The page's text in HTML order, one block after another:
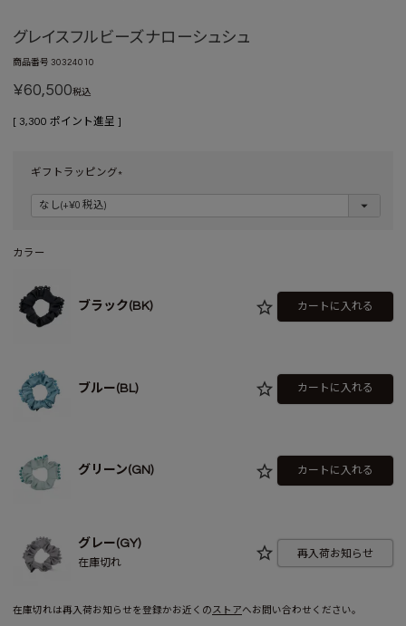
グレイスフルビーズナローシュシュ
商品番号 30324010
¥60,500税込
[ 3,300 ポイント進呈 ]
ギフトラッピング
(
カラー
ブラック(BK) カートに入れる
ブルー(BL) カートに入れる
グリーン(GN) カートに入れる
グレー(GY)
在庫切れ
再入荷お知らせ
在庫切れは再入荷お知らせを登録かお近くの ストアへお問い合わせください。